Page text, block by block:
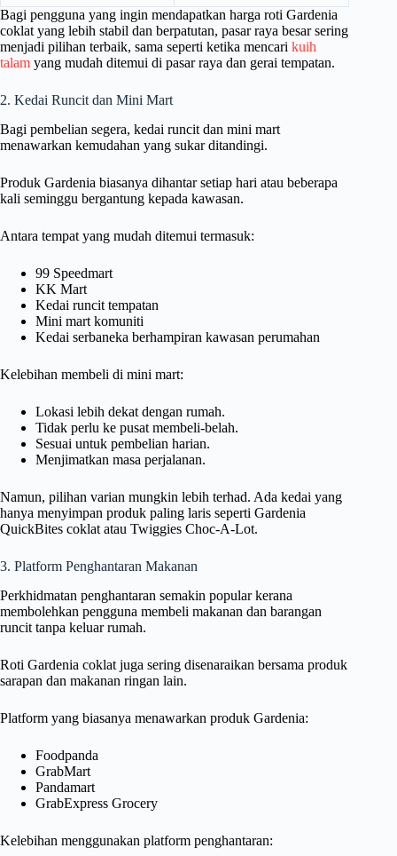
Bagi pengguna yang ingin mendapatkan harga roti Gardenia
coklat yang lebih stabil dan berpatutan, pasar raya besar sering
menjadi pilihan terbaik, sama seperti ketika mencari kuih
talam yang mudah ditemui di pasar raya dan gerai tempatan.
2. Kedai Runcit dan Mini Mart
Bagi pembelian segera, kedai runcit dan mini mart
menawarkan kemudahan yang sukar ditandingi.
Produk Gardenia biasanya dihantar setiap hari atau beberapa
kali seminggu bergantung kepada kawasan.
Antara tempat yang mudah ditemui termasuk:
99 Speedmart
KK Mart
Kedai runcit tempatan
Mini mart komuniti
Kedai serbaneka berhampiran kawasan perumahan
Kelebihan membeli di mini mart:
Lokasi lebih dekat dengan rumah.
Tidak perlu ke pusat membeli-belah.
Sesuai untuk pembelian harian.
Menjimatkan masa perjalanan.
Namun, pilihan varian mungkin lebih terhad. Ada kedai yang
hanya menyimpan produk paling laris seperti Gardenia
QuickBites coklat atau Twiggies Choc-A-Lot.
3. Platform Penghantaran Makanan
Perkhidmatan penghantaran semakin popular kerana
membolehkan pengguna membeli makanan dan barangan
runcit tanpa keluar rumah.
Roti Gardenia coklat juga sering disenaraikan bersama produk
sarapan dan makanan ringan lain.
Platform yang biasanya menawarkan produk Gardenia:
Foodpanda
GrabMart
Pandamart
GrabExpress Grocery
Kelebihan menggunakan platform penghantaran: